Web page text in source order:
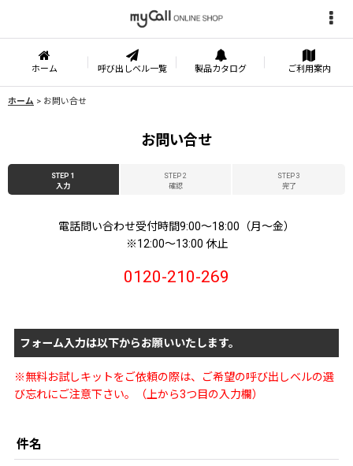
ホーム 呼び出しベル一覧 製品カタログ ご利用案内
ホーム > お問い合せ
お問い合せ
STEP 1
入力
STEP 2
確認
STEP 3
完了
電話問い合わせ受付時間9:00〜18:00（月〜金）
※12:00〜13:00 休止
0120-210-269
フォーム入力は以下からお願いいたします。
※無料お試しキットをご依頼の際は、ご希望の呼び出しベルの選
び忘れにご注意下さい。（上から3つ目の入力欄）
件名